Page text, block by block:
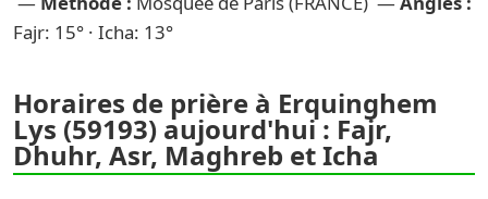
Fajr: 15° · Icha: 13°
Horaires de prière à Erquinghem
Lys (59193) aujourd'hui : Fajr,
Dhuhr, Asr, Maghreb et Icha